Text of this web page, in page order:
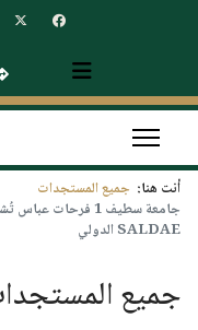
أنت هنا: جميع المستجدات
جامعة سطيف 1
SALDAE الدولي
جميع